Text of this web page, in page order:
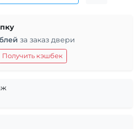
за заказ двери
Получить кэшбек